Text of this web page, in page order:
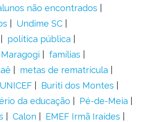
não encontrados
Undime SC
política pública
Maragogi
famílias
metas de rematrícula
Buriti dos Montes
da educação
Pé-de-Meia
Calon
EMEF Irmã Iraídes